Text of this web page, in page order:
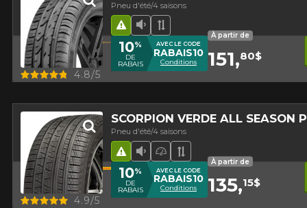
Pneu d'été/4 saisons
Faible niveau sonore
Bande de roulement
Hasard routier
Aperçu 4.8/5
10%
DE
RABAIS
AVEC LE CODE
RABAIS10
Conditions
À partir de
151,80$
SCORPION VERDE ALL SEASON
Pneu d'été/4 saisons
Faible niveau sonore
Pneu haute performance
Bande de roulement
Hasard routier
Aperçu 4.9/5
10%
DE
RABAIS
AVEC LE CODE
RABAIS10
Conditions
À partir de
135,15$